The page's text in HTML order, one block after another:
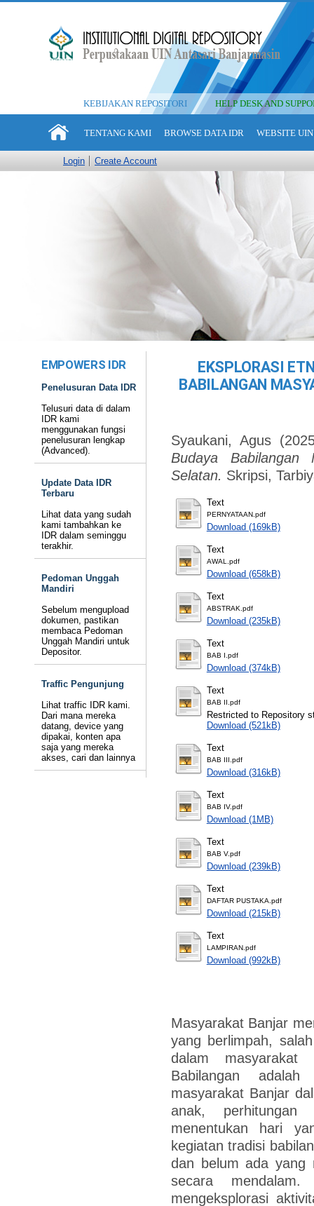
KEBIJAKAN REPOSITORI HELP DESK AND
TENTANG KAMI BROWSE DATA IDR WEBSITE
Login Create Account
EMPOWERS IDR
Penelusuran Data IDR
Telusuri data di dalam
IDR kami
menggunakan fungsi
penelusuran lengkap
(Advanced).
Update Data IDR
Terbaru
Lihat data yang sudah
kami tambahkan ke
IDR dalam seminggu
terakhir.
Pedoman Unggah
Mandiri
Sebelum mengupload
dokumen, pastikan
membaca Pedoman
Unggah Mandiri untuk
Depositor.
Traffic Pengunjung
Lihat traffic IDR kami.
Dari mana mereka
datang, device yang
dipakai, konten apa
saja yang mereka
akses, cari dan lainnya
EKSPLORASI
BABILANGAN
Syaukani, Agus
Budaya Babilangan
Selatan. Skripsi,
Text
PERNYATAAN.pdf
Download (169kB)
Text
AWAL.pdf
Download (658kB)
Text
ABSTRAK.pdf
Download (235kB)
Text
BAB I.pdf
Download (374kB)
Text
BAB II.pdf
Restricted to Repository
Download (521kB)
Text
BAB III.pdf
Download (316kB)
Text
BAB IV.pdf
Download (1MB)
Text
BAB V.pdf
Download (239kB)
Text
DAFTAR PUSTAKA.pdf
Download (215kB)
Text
LAMPIRAN.pdf
Download (992kB)
Masyarakat Banjar
yang berlimpah,
dalam masyarakat
Babilangan
masyarakat Banjar
anak,
menentukan hari
kegiatan tradisi
dan belum ada yang
secara
mengeksplorasi